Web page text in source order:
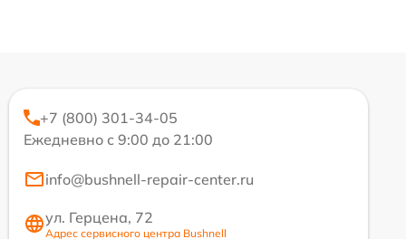
+7 (800) 301-34-05
Ежедневно с 9:00 до 21:00
info@bushnell-repair-center.ru
ул. Герцена, 72
Адрес сервисного центра Bushnell